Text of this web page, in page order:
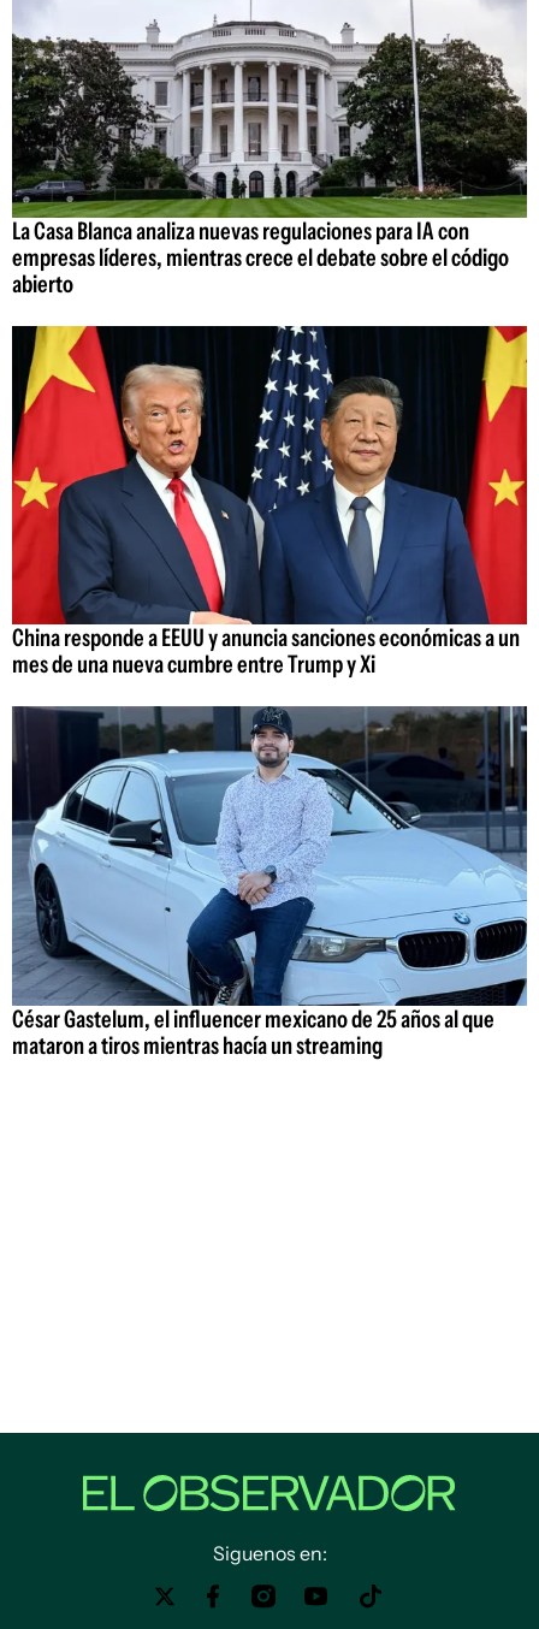
La Casa Blanca analiza nuevas regulaciones para IA con
empresas líderes, mientras crece el debate sobre el código
abierto
China responde a EEUU y anuncia sanciones económicas a un
mes de una nueva cumbre entre Trump y Xi
César Gastelum, el influencer mexicano de 25 años al que
mataron a tiros mientras hacía un streaming
Siguenos en: